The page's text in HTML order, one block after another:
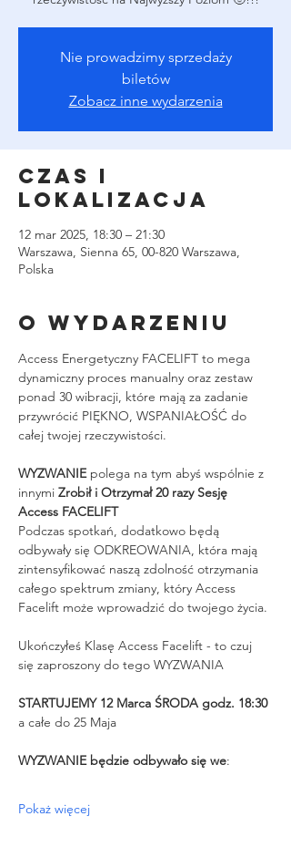
Nie prowadzimy sprzedaży
biletów
Zobacz inne wydarzenia
Czas i
lokalizacja
12 mar 2025, 18:30 – 21:30
Warszawa, Sienna 65, 00-820 Warszawa,
Polska
O wydarzeniu
Access Energetyczny FACELIFT to mega
dynamiczny proces manualny oraz zestaw
ponad 30 wibracji, które mają za zadanie
przywrócić PIĘKNO, WSPANIAŁOŚĆ do
całej twojej rzeczywistości.
WYZWANIE polega na tym abyś wspólnie z
innymi Zrobił i Otrzymał 20 razy Sesję
Access FACELIFT
Podczas spotkań, dodatkowo będą
odbywały się ODKREOWANIA, która mają
zintensyfikować naszą zdolność otrzymania
całego spektrum zmiany, który Access
Facelift może wprowadzić do twojego życia.
Ukończyłeś Klasę Access Facelift - to czuj
się zaproszony do tego WYZWANIA
STARTUJEMY 12 Marca ŚRODA godz. 18:30
a całe do 25 Maja
WYZWANIE będzie odbywało się we:
Pokaż więcej